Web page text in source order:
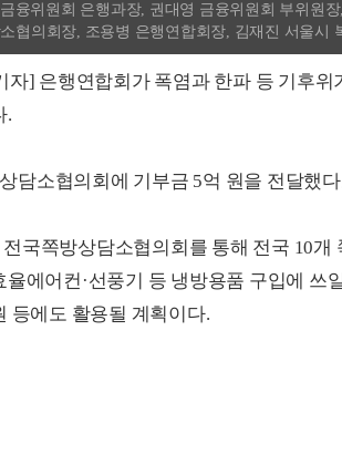
융위원회 은행과장, 권대영 금융위원회 부위원
협의회장, 조용병 은행연합회장, 김재진 서울시
자] 은행연합회가 폭염과 한파 등 기후
.
담소협의회에 기부금 5억 원을 전달했
국쪽방상담소협의회를 통해 전국 10
에어컨·선풍기 등 냉방용품 구입에 쓰
등에도 활용될 계획이다.